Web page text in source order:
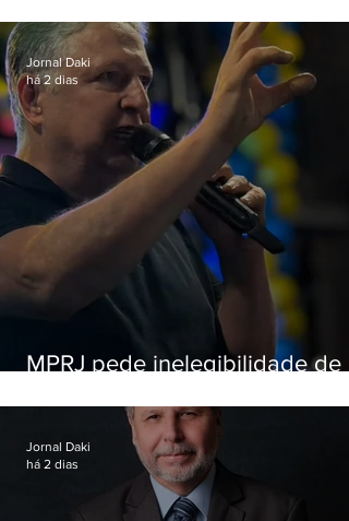
MPRJ pede inelegibilidade de
Jornal Daki
há 2 dias
Jornal Daki
há 2 dias